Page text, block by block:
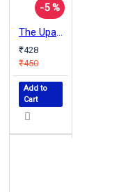
-5 %
The Upanishads
₹428
₹450
Add to
Cart